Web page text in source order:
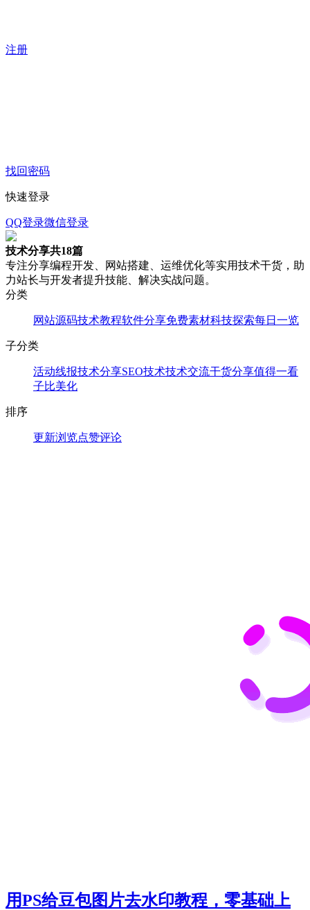
注册
找回密码
快速登录
QQ登录微信登录
技术分享共18篇
专注分享编程开发、网站搭建、运维优化等实用技术干货，助
力站长与开发者提升技能、解决实战问题。
分类
网站源码技术教程软件分享免费素材科技探索每日一览
子分类
活动线报技术分享SEO技术技术交流干货分享值得一看
子比美化
排序
更新浏览点赞评论
用PS给豆包图片去水印教程，零基础上